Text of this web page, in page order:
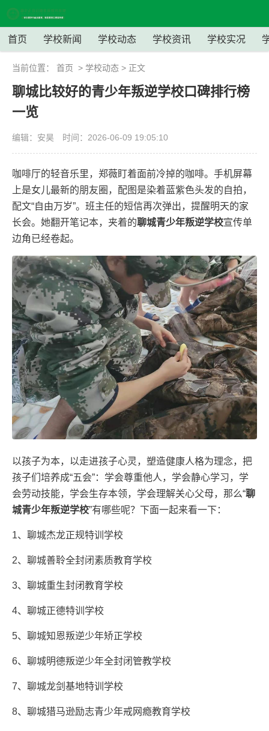
首页 学校新闻 学校动态 学校资讯 学校实况
当前位置： 首页 > 学校动态 > 正文
聊城比较好的青少年叛逆学校口碑排行榜
一览
编辑：安昊 时间：2026-06-09 19:05:10
咖啡厅的轻音乐里，郑薇盯着面前冷掉的咖啡。手机屏幕
上是女儿最新的朋友圈，配图是染着蓝紫色头发的自拍，
配文“自由万岁”。班主任的短信再次弹出，提醒明天的家
长会。她翻开笔记本，夹着的聊城青少年叛逆学校宣传单
边角已经卷起。
以孩子为本，以走进孩子心灵，塑造健康人格为理念，把
孩子们培养成“五会”：学会尊重他人，学会静心学习，学
会劳动技能，学会生存本领，学会理解关心父母，那么“聊
城青少年叛逆学校”有哪些呢？下面一起来看一下：
1、聊城杰龙正规特训学校
2、聊城善聆全封闭素质教育学校
3、聊城重生封闭教育学校
4、聊城正德特训学校
5、聊城知恩叛逆少年矫正学校
6、聊城明德叛逆少年全封闭管教学校
7、聊城龙剑基地特训学校
8、聊城猎马逊励志青少年戒网瘾教育学校